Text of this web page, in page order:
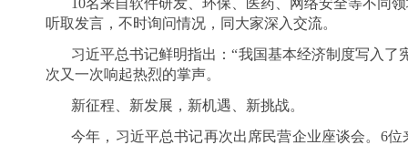
10名来自软件研发、环保、医药、网络安全等不同
听取发言，不时询问情况，同大家深入交流。
习近平总书记鲜明指出：“我国基本经济制度写入
次又一次响起热烈的掌声。
新征程、新发展，新机遇、新挑战。
今年，习近平总书记再次出席民营企业座谈会。6